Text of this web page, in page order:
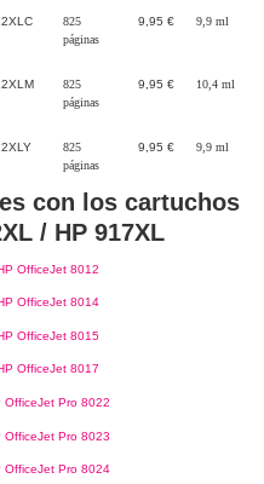
825
páginas
9,95 € 9,9 ml
825
páginas
9,95 € 10,4 ml
825
páginas
9,95 € 9,9 ml
con los cartuchos
/ HP 917XL
OfficeJet 8012
OfficeJet 8014
OfficeJet 8015
OfficeJet 8017
OfficeJet Pro 8022
OfficeJet Pro 8023
OfficeJet Pro 8024